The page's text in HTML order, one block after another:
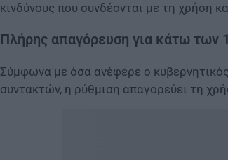
κινδύνους που συνδέονται με τη χρήση
Πλήρης απαγόρευση για κάτω των
Σύμφωνα με όσα ανέφερε ο
συντακτών, η ρύθμιση απαγορεύει τη